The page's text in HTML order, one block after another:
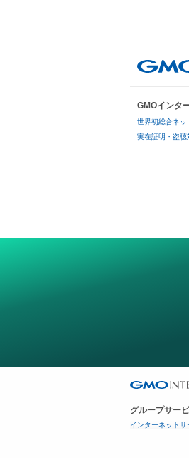
GMOインタ
世界初総合ネッ
実在証明・盗聴
グループサー
インターネットサ